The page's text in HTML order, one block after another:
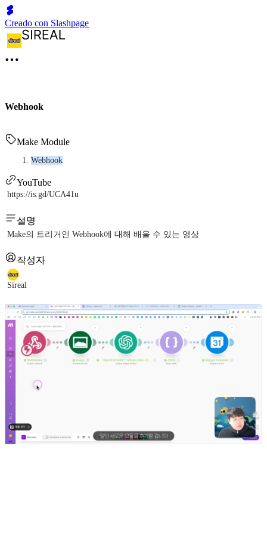
Creado con Slashpage
Webhook
Make Module
Webhook
YouTube
https://is.gd/UCA41u
설명
Make의 트리거인 Webhook에 대해 배울 수 있는 영상
작성자
Sireal